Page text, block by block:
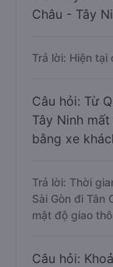
Châu - Tây
Trả lời: Hiện
Câu hỏi: Từ
Tây Ninh
bằng xe
Trả lời: Thời
Sài Gòn đi Tân
mật độ giao
Câu hỏi: